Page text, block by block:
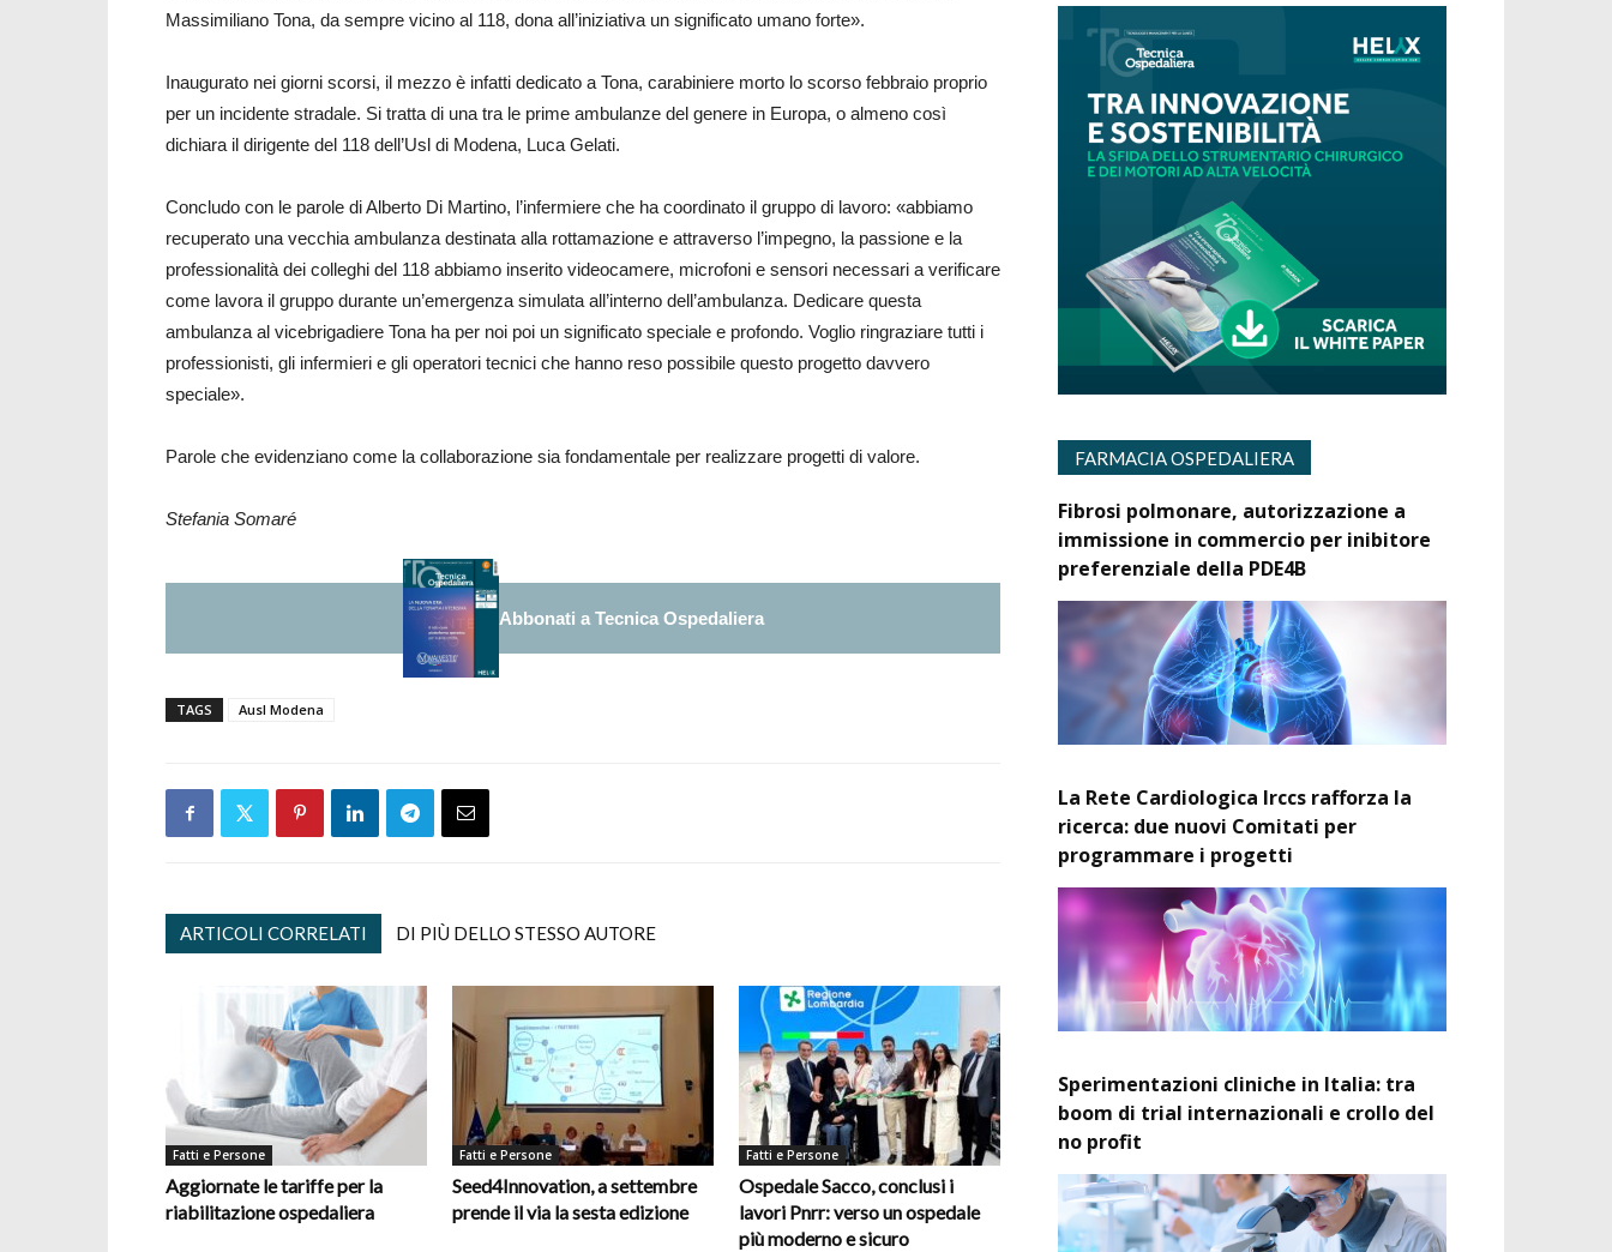
Massimiliano Tona, da sempre vicino al 118, dona all’iniziativa un significato umano forte».
Inaugurato nei giorni scorsi, il mezzo è infatti dedicato a Tona, carabiniere morto lo scorso febbraio proprio
per un incidente stradale. Si tratta di una tra le prime ambulanze del genere in Europa, o almeno così
dichiara il dirigente del 118 dell’Usl di Modena, Luca Gelati.
Concludo con le parole di Alberto Di Martino, l’infermiere che ha coordinato il gruppo di lavoro: «abbiamo
recuperato una vecchia ambulanza destinata alla rottamazione e attraverso l’impegno, la passione e la
professionalità dei colleghi del 118 abbiamo inserito videocamere, microfoni e sensori necessari a verificare
come lavora il gruppo durante un’emergenza simulata all’interno dell’ambulanza. Dedicare questa
ambulanza al vicebrigadiere Tona ha per noi poi un significato speciale e profondo. Voglio ringraziare tutti i
professionisti, gli infermieri e gli operatori tecnici che hanno reso possibile questo progetto davvero
speciale».
Parole che evidenziano come la collaborazione sia fondamentale per realizzare progetti di valore.
Stefania Somaré
Abbonati a Tecnica Ospedaliera
TAGS Ausl Modena
ARTICOLI CORRELATI DI PIÙ DELLO STESSO AUTORE
Fatti e Persone
Aggiornate le tariffe per la
riabilitazione ospedaliera
Fatti e Persone
Seed4Innovation, a settembre
prende il via la sesta edizione
Fatti e Persone
Ospedale Sacco, conclusi i
lavori Pnrr: verso un ospedale
più moderno e sicuro
FARMACIA OSPEDALIERA
Fibrosi polmonare, autorizzazione a
immissione in commercio per inibitore
preferenziale della PDE4B
La Rete Cardiologica Irccs rafforza la
ricerca: due nuovi Comitati per
programmare i progetti
Sperimentazioni cliniche in Italia: tra
boom di trial internazionali e crollo del
no profit